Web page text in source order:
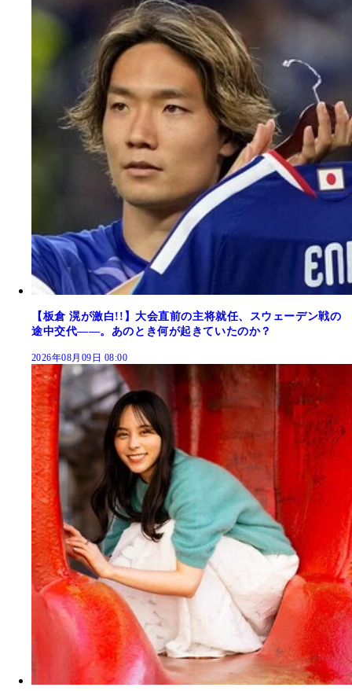
【板倉 滉が激白!!】大会直前の主将就任、スウェーデン戦の
途中交代――。あのとき何が起きていたのか？
2026年08月09日 08:00